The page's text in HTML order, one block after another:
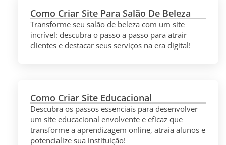
Como Criar Site Para Salão De Beleza
Transforme seu salão de beleza com um site
incrível: descubra o passo a passo para atrair
clientes e destacar seus serviços na era digital!
Como Criar Site Educacional
Descubra os passos essenciais para desenvolver
um site educacional envolvente e eficaz que
transforme a aprendizagem online, atraia alunos e
potencialize sua instituição!